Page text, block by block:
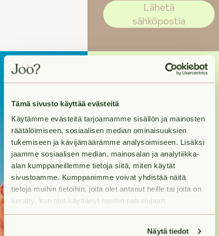
Tämä sivusto käyttää evästeitä
Käytämme evästeitä tarjoamamme sisällön ja mainosten
räätälöimiseen, sosiaalisen median ominaisuuksien
tukemiseen ja kävijämäärämme analysoimiseen. Lisäksi
jaamme sosiaalisen median, mainosalan ja analytiikka-
alan kumppaneillemme tietoja siitä, miten käytät
sivustoamme. Kumppanimme voivat yhdistää näitä
tietoja muihin tietoihin, joita olet antanut heille tai joita on
kerätty, kun olet käyttänyt heidän palvelujaan.
Näytä tiedot
Lähetä
sähköpostia
Kohti uutta
kotia?
Tuleva kotisi odottaa
sinua hakumatkan
päässä.
Hae asuntoja